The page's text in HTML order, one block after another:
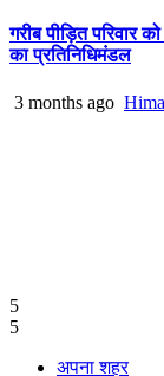
गरीब पीड़ित परिवार
का प्रतिनिधिमंडल
3 months ago
5
5
अपना शहर